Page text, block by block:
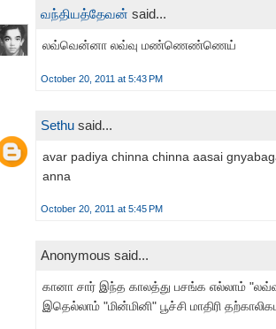
வந்தியத்தேவன் said...
லவ்வென்னா லவ்வு மண்ணெண்ணெய்
October 20, 2011 at 5:43 PM
Sethu said...
avar padiya chinna chinna aasai
anna
October 20, 2011 at 5:45 PM
Anonymous said...
கானா சார் இந்த காலத்து பசங்க எல்லாம்
இதெல்லாம் "மின்மினி" பூச்சி மாதிரி